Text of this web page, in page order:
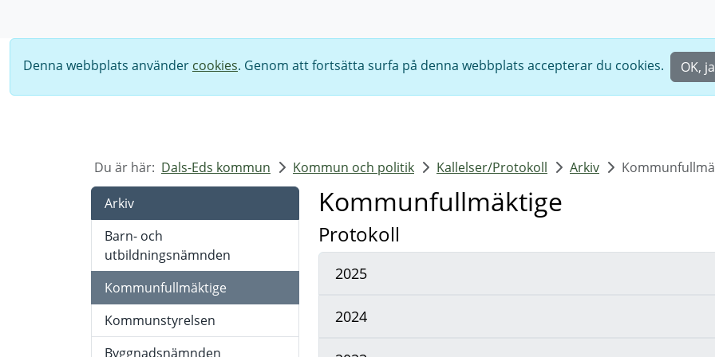
Denna webbplats använder cookies. Genom att fortsätta surfa på denna webbplats accepterar du cookies. OK,
Du är här: Dals-Eds kommun Kommun och politik Kallelser/Protokoll Arkiv
Arkiv
Barn- och
utbildningsnämnden
Kommunfullmäktige
Kommunstyrelsen
Byggnadsnämnden
Kommunfullmäktige
Protokoll
2025
2024